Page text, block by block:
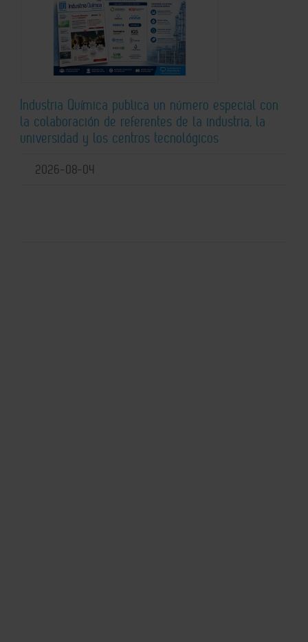
Industria Química publica un número especial con
la colaboración de referentes de la industria, la
universidad y los centros tecnológicos
2026-08-04